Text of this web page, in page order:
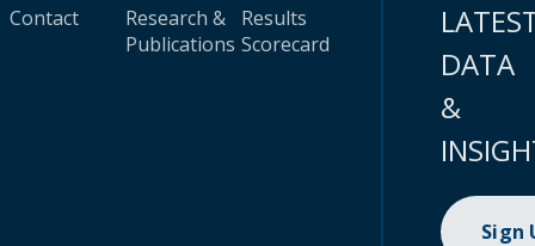
Contact
Research &
Publications
Results
Scorecard
DATA
&
Sign